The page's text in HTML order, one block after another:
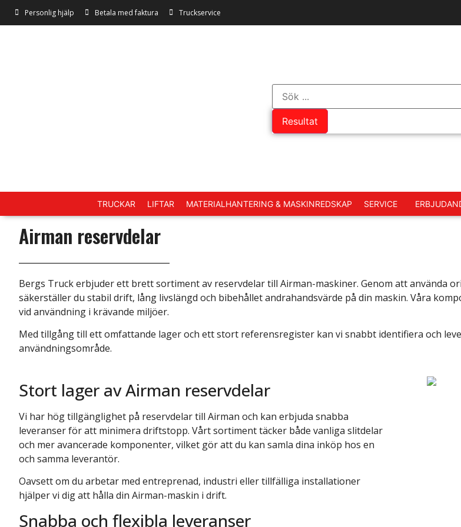
Personlig hjälp Betala med faktura Truckservice
Resultat
TRUCKAR LIFTAR MATERIALHANTERING & MASKINREDSKAP SERVICE
Airman reservdelar
Bergs Truck erbjuder ett brett sortiment av reservdelar till Airman-maskiner. Genom att använda
säkerställer du stabil drift, lång livslängd och bibehållet andrahandsvärde på din maskin. Våra
vid användning i krävande miljöer.
Med tillgång till ett omfattande lager och ett stort referensregister kan vi snabbt identifiera och
användningsområde.
Stort lager av Airman reservdelar
Vi har hög tillgänglighet på reservdelar till Airman och kan erbjuda snabba
leveranser för att minimera driftstopp. Vårt sortiment täcker både vanliga slitdelar
och mer avancerade komponenter, vilket gör att du kan samla dina inköp hos en
och samma leverantör.
Oavsett om du arbetar med entreprenad, industri eller tillfälliga installationer
hjälper vi dig att hålla din Airman-maskin i drift.
Snabba och flexibla leveranser